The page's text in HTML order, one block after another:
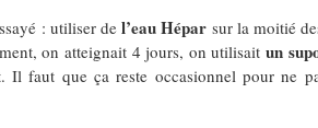
: utiliser del’eau Hépar sur la moitié
on atteignait 4 jours, on utilisaitun
faut que ça reste occasionnel pour ne